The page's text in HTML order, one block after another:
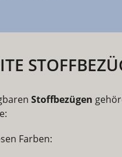
Stoffbezügen
Farben: